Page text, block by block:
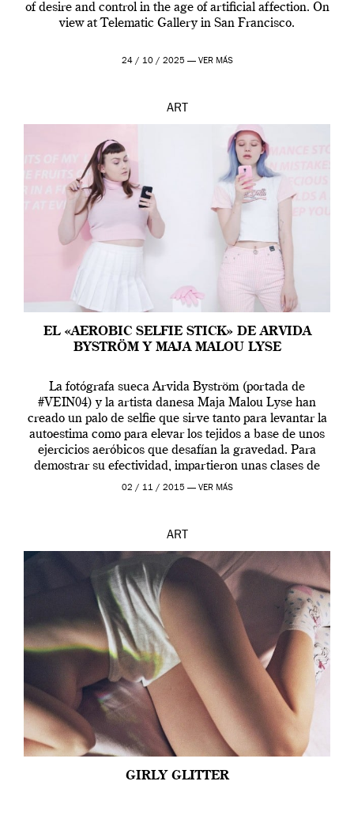
of desire and control in the age of artificial affection. On
view at Telematic Gallery in San Francisco.
24 / 10 / 2025 — VER MÁS
ART
EL «AEROBIC SELFIE STICK» DE ARVIDA
BYSTRÖM Y MAJA MALOU LYSE
La fotógrafa sueca Arvida Byström (portada de
#VEIN04) y la artista danesa Maja Malou Lyse han
creado un palo de selfie que sirve tanto para levantar la
autoestima como para elevar los tejidos a base de unos
ejercicios aeróbicos que desafían la gravedad. Para
demostrar su efectividad, impartieron unas clases de
prueba en el Tate […]
02 / 11 / 2015 — VER MÁS
ART
GIRLY GLITTER